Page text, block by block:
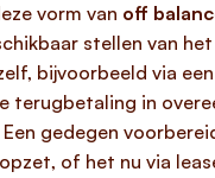
vorm van off
stellen van het
bijvoorbeeld via
terugbetaling in
gedegen
of het nu via